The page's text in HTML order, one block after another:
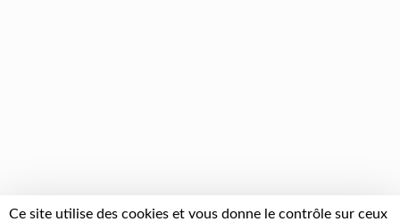
Ce site utilise des cookies et vous donne le contrôle sur ceux